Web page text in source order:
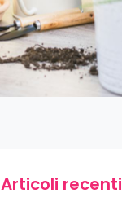
Articoli recenti